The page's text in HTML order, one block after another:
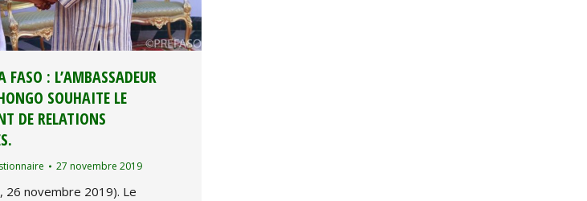
FASO : L’AMBASSADEUR
SOUHAITE LE
DE RELATIONS
27 novembre 2019
26 novembre 2019). Le